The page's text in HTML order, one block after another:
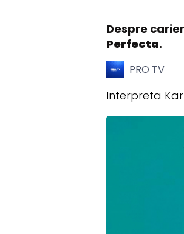
Despre
Perfecta.
PRO TV
Interpreta